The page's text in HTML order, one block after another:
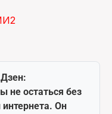
не остаться без
Он